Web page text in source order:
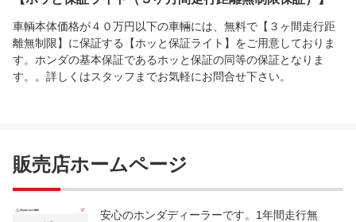
車輌本体価格が４０万円以下の車輛には、無料で【３ヶ間走行距
離無制限】に保証する【ホッと保証ライト】をご用意しておりま
す。ホンダの基本保証であるホッと保証の同等の保証となりま
す。。詳しくはスタッフまでお気軽にお問合せ下さい。
販売店ホームページ
安心のホンダディーラーです。1年間走行無